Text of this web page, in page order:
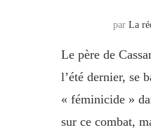
parLa
Le père de
l’été dernier, se
« féminicide »
sur ce combat,